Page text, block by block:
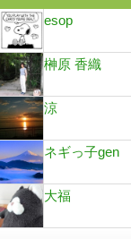
esop
榊原 香織
涼
ネギっ子gen
大福